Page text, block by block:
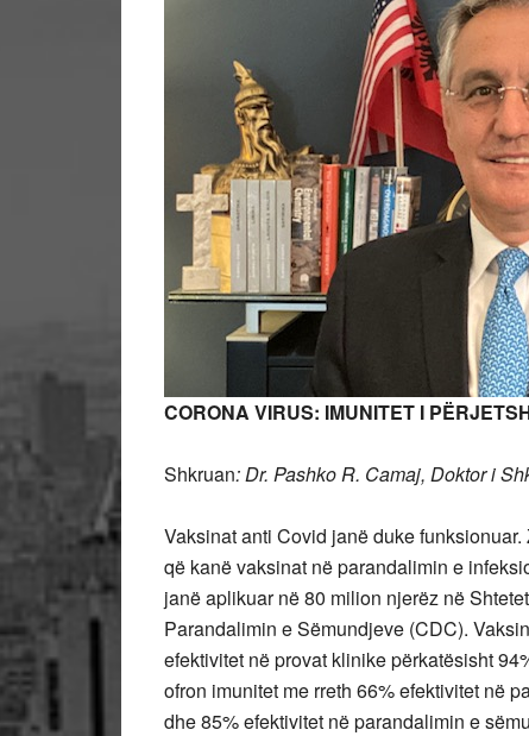
CORONA VIRUS: IMUNITET I
Shkruan: Dr. Pashko R. Camaj, Doktor i
Vaksinat anti Covid janë duke
që kanë vaksinat në parandalimin e
janë aplikuar në 80 milion njerëz në
Parandalimin e Sëmundjeve (CDC).
efektivitet në provat klinike përkatësisht
ofron imunitet me rreth 66% efektivitet në
dhe 85% efektivitet në parandalimin e